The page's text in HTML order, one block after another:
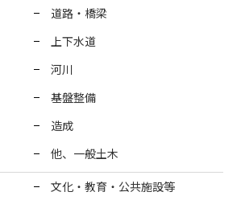
道路・橋梁
上下水道
河川
基盤整備
造成
他、一般土木
文化・教育・公共施設等